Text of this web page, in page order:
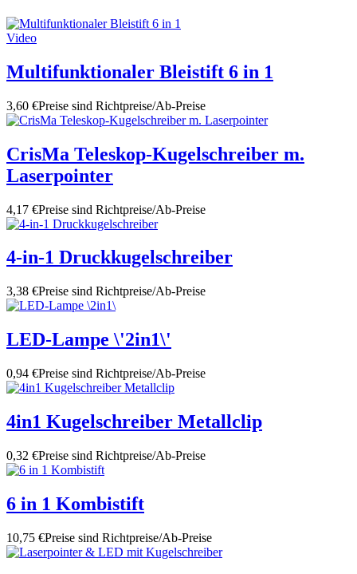
Video
Multifunktionaler Bleistift 6 in 1
3,60 €Preise sind Richtpreise/Ab-Preise
CrisMa Teleskop-Kugelschreiber m.
Laserpointer
4,17 €Preise sind Richtpreise/Ab-Preise
4-in-1 Druckkugelschreiber
3,38 €Preise sind Richtpreise/Ab-Preise
LED-Lampe \'2in1\'
0,94 €Preise sind Richtpreise/Ab-Preise
4in1 Kugelschreiber Metallclip
0,32 €Preise sind Richtpreise/Ab-Preise
6 in 1 Kombistift
10,75 €Preise sind Richtpreise/Ab-Preise